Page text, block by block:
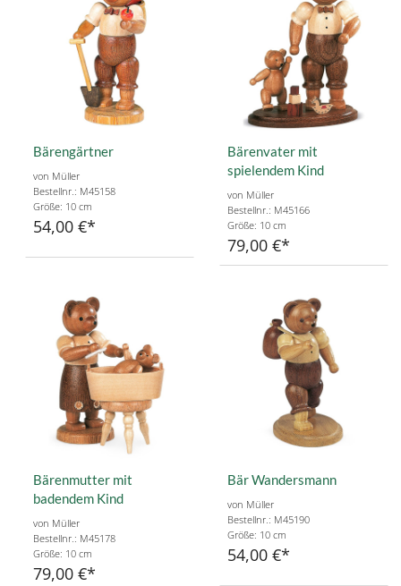
Bärengärtner
von Müller
Bestellnr.: M45158
Größe: 10 cm
54,00 €
Bärenvater mit
spielendem Kind
von Müller
Bestellnr.: M45166
Größe: 10 cm
79,00 €
Bärenmutter mit
badendem Kind
von Müller
Bestellnr.: M45178
Größe: 10 cm
79,00 €
Bär Wandersmann
von Müller
Bestellnr.: M45190
Größe: 10 cm
54,00 €